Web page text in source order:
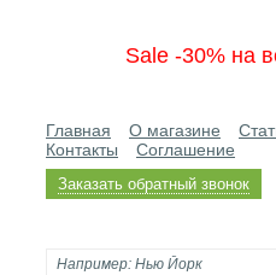
Sale -30% на
Главная О магазине
Контакты
Соглашение
Заказать обратный звонок